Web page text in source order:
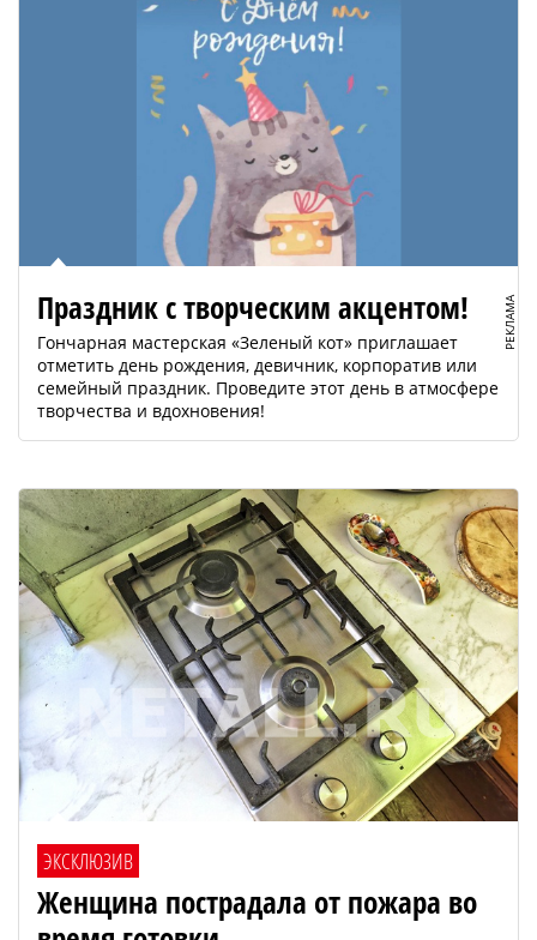
РЕКЛАМА
Праздник с творческим акцентом!
Гончарная мастерская «Зеленый кот» приглашает
отметить день рождения, девичник, корпоратив или
семейный праздник. Проведите этот день в атмосфере
творчества и вдохновения!
ЭКСКЛЮЗИВ
Женщина пострадала от пожара во